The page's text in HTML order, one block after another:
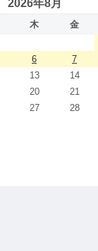
2026年8月
木 金
6 7
13 14
20 21
27 28